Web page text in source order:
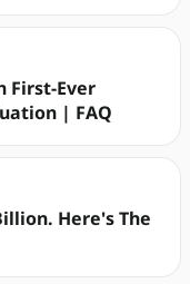
First-Ever
| FAQ
Here's The